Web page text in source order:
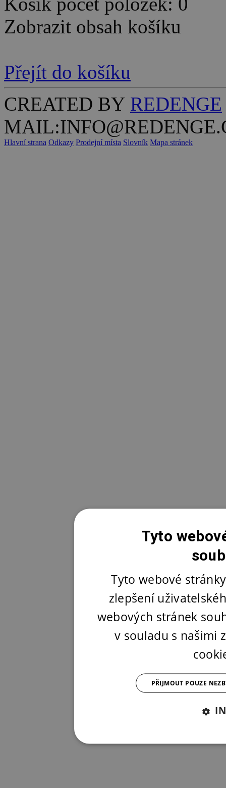
Zobrazit obsah košíku
Přejít do košíku
CREATED BY REDENGE
Hlavní strana Odkazy Prodejní místa Slovník Mapa stránek
Tyto
Tyto webové
zlepšení
webových stránek
v souladu s našimi
PŘIJMOUT POUZE